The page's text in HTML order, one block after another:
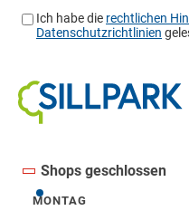
Shops geschlossen
Montag
MONTAG